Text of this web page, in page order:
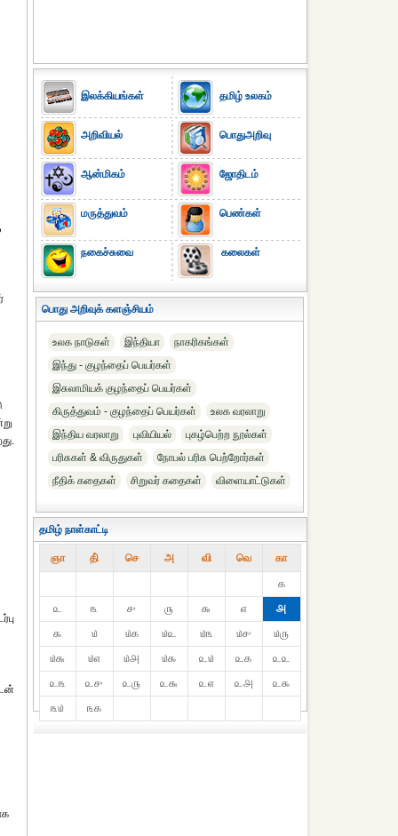
இலக்கியங்கள்
அறிவியல்
ஆன்மிகம்
மருத்துவம்
நகைச்சுவை
தமிழ் உலகம்
பொதுஅறிவு
ஜோதிடம்
பெண்கள்
கலைகள்
பொது அறிவுக் களஞ்சியம்
உலக நாடுகள் இந்தியா
நாகரிகங்கள்
இந்து - குழந்தைப் பெயர்கள்
இசுலாமியக் குழந்தைப் பெயர்கள்
கிருத்துவம் - குழந்தைப் பெயர்கள்
உலக வரலாறு
இந்திய வரலாறு
புவியியல்
புகழ்பெற்ற நூல்கள்
பரிசுகள் & விருதுகள்
நோபல் பரிசு‎ பெற்றோர்‎கள்
நீதிக் கதைகள்
சிறுவர் கதைகள் விளையாட்டுகள்
தமிழ் நாள்காட்டி
ஞா தி் செ அ வி வெ கா
௧
௨
௩ ௪ ௫ ௬ ௭
௮
௯
௰ ௰௧ ௰௨ ௰௩ ௰௪
௰௫
௰௬
௰௭ ௰௮ ௰௯ ௨௰ ௨௧
௨௨
௨௩
௨௪ ௨௫ ௨௬ ௨௭ ௨௮
௨௯
௩௰
௩௧